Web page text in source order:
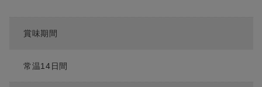
賞味期間
常温14日間